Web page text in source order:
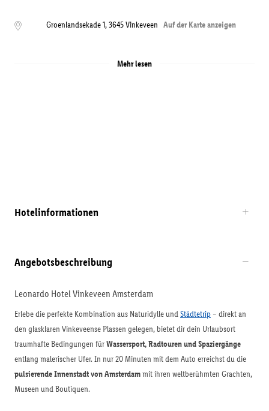
Groenlandsekade 1,3645 Vinkeveen Auf der Karte anzeigen
Mehr lesen
Hotelinformationen
Angebotsbeschreibung
Leonardo Hotel Vinkeveen Amsterdam
Erlebe die perfekte Kombination aus Naturidylle undStädtetrip – direkt an
den glasklaren Vinkeveense Plassen gelegen, bietet dir dein Urlaubsort
traumhafte Bedingungen fürWassersport, Radtouren und Spaziergänge
entlang malerischer Ufer. In nur 20 Minuten mit dem Auto erreichst du die
pulsierende Innenstadt von Amsterdammit ihren weltberühmten Grachten,
Museen und Boutiquen.